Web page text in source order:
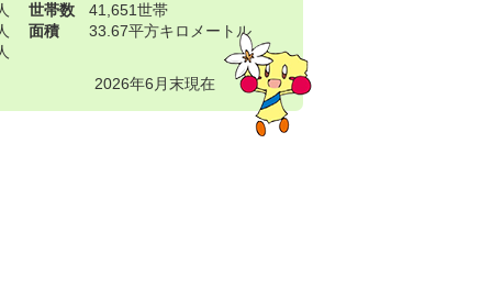
世帯数
41,651世帯
面積
33.67平方キロメートル
2026年6月末現在